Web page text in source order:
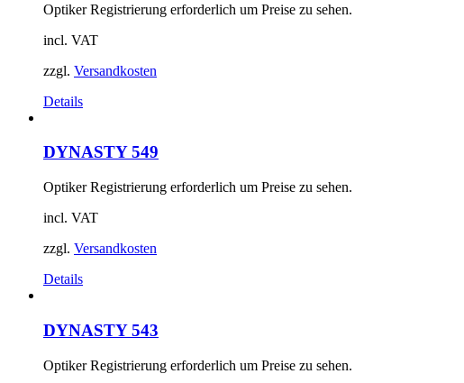
Optiker Registrierung erforderlich um Preise zu sehen.
incl. VAT
zzgl. Versandkosten
Details
DYNASTY 549
Optiker Registrierung erforderlich um Preise zu sehen.
incl. VAT
zzgl. Versandkosten
Details
DYNASTY 543
Optiker Registrierung erforderlich um Preise zu sehen.